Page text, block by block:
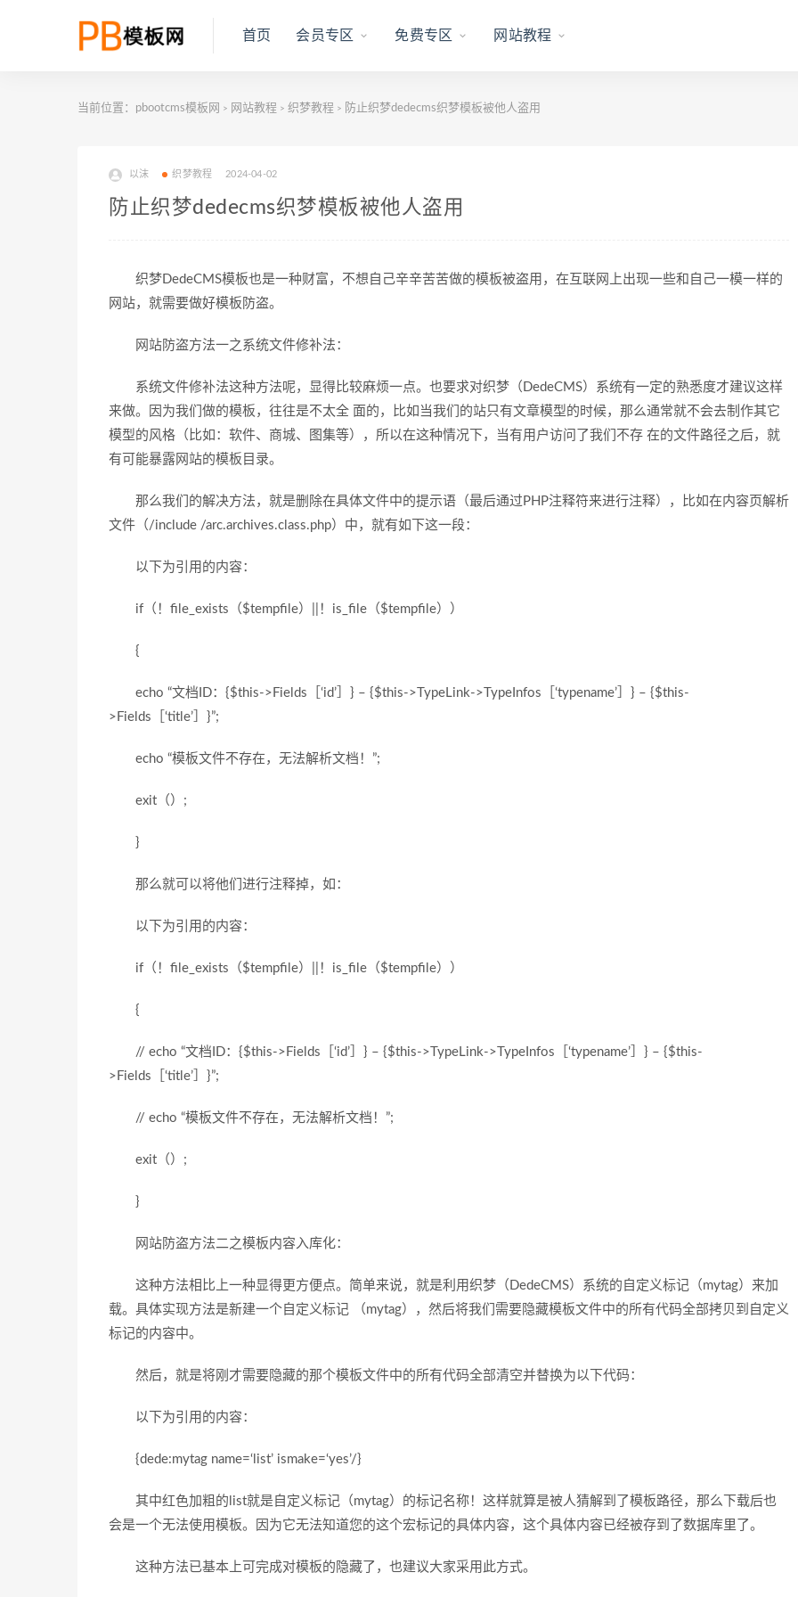
首页 会员专区 免费专区 网站教程
当前位置： pbootcms模板网 > 网站教程 > 织梦教程 > 防止织梦dedecms织梦模板被他人盗用
以沫 织梦教程 2024-04-02
防止织梦dedecms织梦模板被他人盗用
织梦DedeCMS模板也是一种财富，不想自己辛辛苦苦做的模板被盗用，在互联网上出现一些和自己一模一样的
网站，就需要做好模板防盗。
网站防盗方法一之系统文件修补法：
系统文件修补法这种方法呢，显得比较麻烦一点。也要求对织梦（DedeCMS）系统有一定的熟悉度才建议这样
来做。因为我们做的模板，往往是不太全 面的，比如当我们的站只有文章模型的时候，那么通常就不会去制作其它
模型的风格（比如：软件、商城、图集等），所以在这种情况下，当有用户访问了我们不存 在的文件路径之后，就
有可能暴露网站的模板目录。
那么我们的解决方法，就是删除在具体文件中的提示语（最后通过PHP注释符来进行注释），比如在内容页解析
文件（/include /arc.archives.class.php）中，就有如下这一段：
以下为引用的内容：
if（！file_exists（$tempfile）||！is_file（$tempfile））
{
echo “文档ID：{$this->Fields［‘id’］} – {$this->TypeLink->TypeInfos［‘typename’］} – {$this-
>Fields［‘title’］}”;
echo “模板文件不存在，无法解析文档！”;
exit（）;
}
那么就可以将他们进行注释掉，如：
以下为引用的内容：
if（！file_exists（$tempfile）||！is_file（$tempfile））
{
// echo “文档ID：{$this->Fields［‘id’］} – {$this->TypeLink->TypeInfos［‘typename’］} – {$this-
>Fields［‘title’］}”;
// echo “模板文件不存在，无法解析文档！”;
exit（）;
}
网站防盗方法二之模板内容入库化：
这种方法相比上一种显得更方便点。简单来说，就是利用织梦（DedeCMS）系统的自定义标记（mytag）来加
载。具体实现方法是新建一个自定义标记 （mytag），然后将我们需要隐藏模板文件中的所有代码全部拷贝到自定义
标记的内容中。
然后，就是将刚才需要隐藏的那个模板文件中的所有代码全部清空并替换为以下代码：
以下为引用的内容：
{dede:mytag name=‘list’ ismake=‘yes’/}
其中红色加粗的list就是自定义标记（mytag）的标记名称！这样就算是被人猜解到了模板路径，那么下载后也
会是一个无法使用模板。因为它无法知道您的这个宏标记的具体内容，这个具体内容已经被存到了数据库里了。
这种方法已基本上可完成对模板的隐藏了，也建议大家采用此方式。